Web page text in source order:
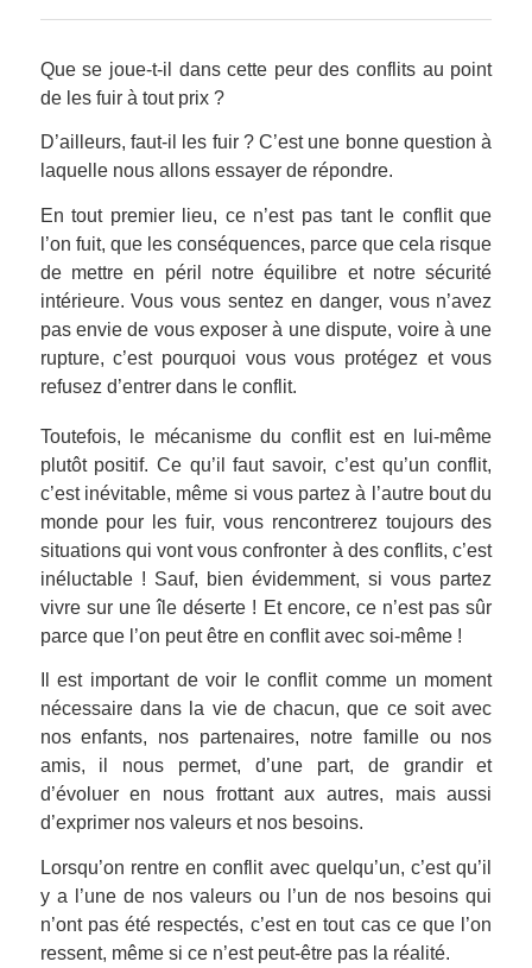
Que se joue-t-il dans cette peur des conflits au point
de les fuir à tout prix ?
D’ailleurs, faut-il les fuir ? C’est une bonne question à
laquelle nous allons essayer de répondre.
En tout premier lieu, ce n’est pas tant le conflit que
l’on fuit, que les conséquences, parce que cela risque
de mettre en péril notre équilibre et notre sécurité
intérieure. Vous vous sentez en danger, vous n’avez
pas envie de vous exposer à une dispute, voire à une
rupture, c’est pourquoi vous vous protégez et vous
refusez d’entrer dans le conflit.
Toutefois, le mécanisme du conflit est en lui-même
plutôt positif. Ce qu’il faut savoir, c’est qu’un conflit,
c’est inévitable, même si vous partez à l’autre bout du
monde pour les fuir, vous rencontrerez toujours des
situations qui vont vous confronter à des conflits, c’est
inéluctable ! Sauf, bien évidemment, si vous partez
vivre sur une île déserte ! Et encore, ce n’est pas sûr
parce que l’on peut être en conflit avec soi-même !
Il est important de voir le conflit comme un moment
nécessaire dans la vie de chacun, que ce soit avec
nos enfants, nos partenaires, notre famille ou nos
amis, il nous permet, d’une part, de grandir et
d’évoluer en nous frottant aux autres, mais aussi
d’exprimer nos valeurs et nos besoins.
Lorsqu’on rentre en conflit avec quelqu’un, c’est qu’il
y a l’une de nos valeurs ou l’un de nos besoins qui
n’ont pas été respectés, c’est en tout cas ce que l’on
ressent, même si ce n’est peut-être pas la réalité.